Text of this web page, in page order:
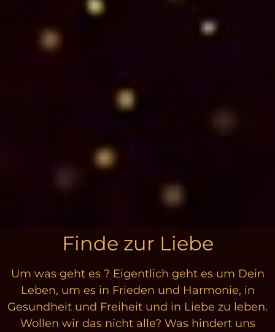
Finde zur Liebe
Um was geht es ? Eigentlich geht es um Dein
Leben, um es in Frieden und Harmonie, in
Gesundheit und Freiheit und in Liebe zu leben.
Wollen wir das nicht alle? Was hindert uns